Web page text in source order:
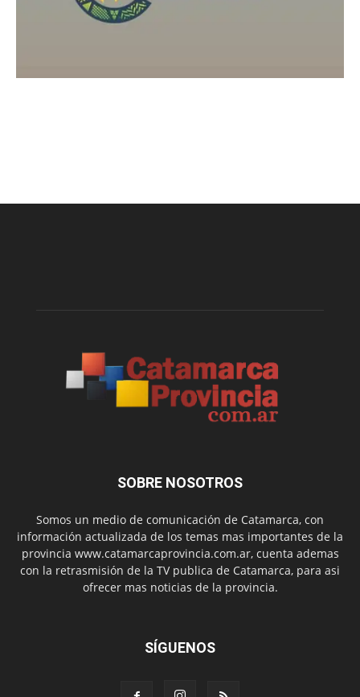
SOBRE NOSOTROS
Somos un medio de comunicación de Catamarca, con
información actualizada de los temas mas importantes de la
provincia www.catamarcaprovincia.com.ar, cuenta ademas
con la retrasmisión de la TV publica de Catamarca, para asi
ofrecer mas noticias de la provincia.
SÍGUENOS